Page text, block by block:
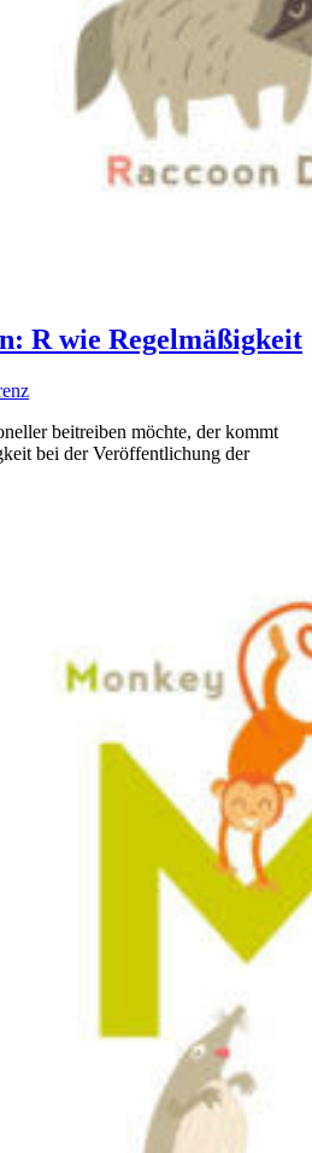
R wie Regelmäßigkeit
beitreiben möchte, der kommt
bei der Veröffentlichung der